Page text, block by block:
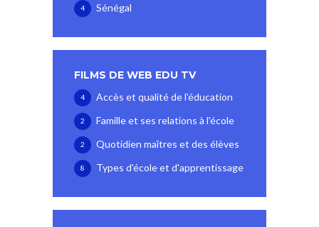
Sénégal
4
FILMS DE WEB EDU TV
Accès et qualité de l'éducation
4
Famille et ses relations à l'école
2
Quotidien maîtres et des élèves
2
Types d'école et d'apprentissage
8